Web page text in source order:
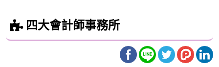
四大會計師事務所